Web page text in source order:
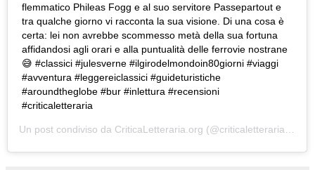
flemmatico Phileas Fogg e al suo servitore Passepartout e
tra qualche giorno vi racconta la sua visione. Di una cosa è
certa: lei non avrebbe scommesso metà della sua fortuna
affidandosi agli orari e alla puntualità delle ferrovie nostrane
😅 #classici #julesverne #ilgirodelmondoin80giorni #viaggi
#avventura #leggereiclassici #guideturistiche
#aroundtheglobe #bur #inlettura #recensioni
#criticaletteraria
Un post condiviso da CriticaLetteraria.org (@criticaletteraria) in data: